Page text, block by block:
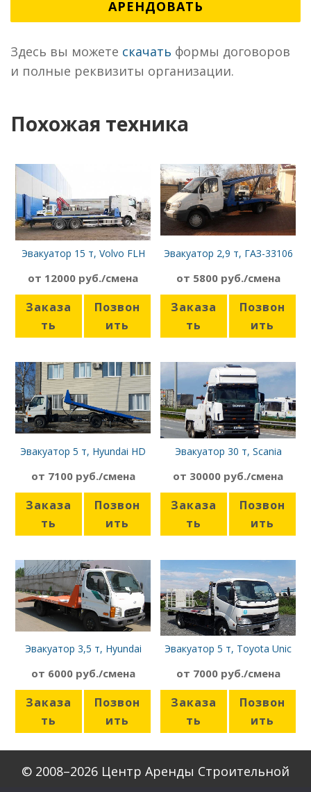
АРЕНДОВАТЬ
Здесь вы можете скачать формы договоров
и полные реквизиты организации.
Похожая техника
Эвакуатор 15 т, Volvo FLH
от 12000 руб./смена
Заказа
ть
Позвон
ить
Эвакуатор 2,9 т, ГАЗ-33106
от 5800 руб./смена
Заказа
ть
Позвон
ить
Эвакуатор 5 т, Hyundai HD
от 7100 руб./смена
Заказа
ть
Позвон
ить
Эвакуатор 30 т, Scania
от 30000 руб./смена
Заказа
ть
Позвон
ить
Эвакуатор 3,5 т, Hyundai
от 6000 руб./смена
Заказа
ть
Позвон
ить
Эвакуатор 5 т, Toyota Unic
от 7000 руб./смена
Заказа
ть
Позвон
ить
© 2008–2026 Центр Аренды Строительной